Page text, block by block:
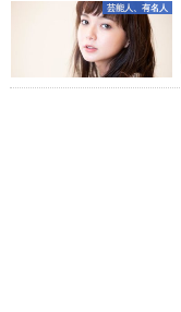
芸能人、有名人